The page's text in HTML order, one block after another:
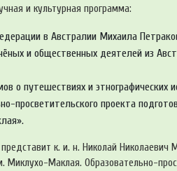
и культурная программа:
в Австралии Михаила
и общественных деятелей из
о путешествиях и этнографических
просветительского проекта
к. и. н. Николай
Миклухо-Маклая. Образовательно-